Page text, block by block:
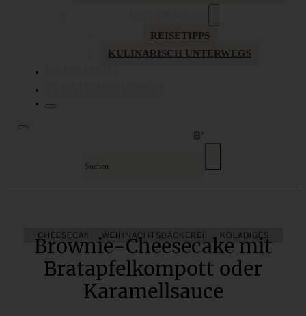
REISETIPPS
KULINARISCH UNTERWEGS
CHEESECAKE & KÄSEKUCHEN SCHOKOLADIGES
WEIHNACHTSBÄCKEREI
Brownie-Cheesecake mit
Bratapfelkompott oder
Karamellsauce